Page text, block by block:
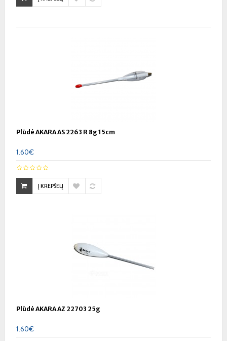
Plūdė AKARA AS 2263 R 8g 15cm
1.60€
Į KREPŠELĮ
Plūdė AKARA AZ 22703 25g
1.60€